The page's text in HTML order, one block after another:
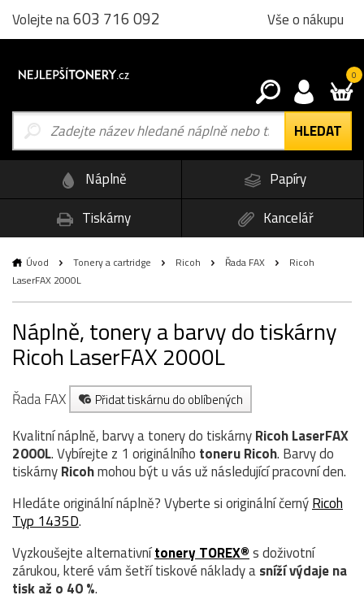
Volejte na603 716 092 Vše o nákupu
0
Náplně
Papíry
Tiskárny
Kancelář
Úvod Tonery a cartridge Ricoh Řada FAX
Ricoh
LaserFAX 2000L
Náplně, tonery a barvy do tiskárny
Ricoh LaserFAX 2000L
Řada FAX Přidat tiskárnu do oblíbených
Kvalitní náplně, barvy a tonery do tiskárnyRicoh LaserFAX
2000L. Vybírejte z 1 originálního toneruRicoh. Barvy do
tiskárnyRicohmohou být u vás už následující pracovní den.
Hledáte originální náplně? Vyberte si originální černýRicoh
Typ 1435D.
Vyzkoušejte alternativnítonery TOREX®s doživotní
zárukou, které vám šetří tiskové náklady asníží výdaje na
tisk až o 40 %.